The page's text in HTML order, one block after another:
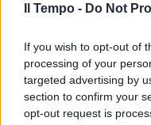
Il Tempo - Do Not
If you wish to opt-out of
processing of your
targeted advertising by
section to confirm your
opt-out request is